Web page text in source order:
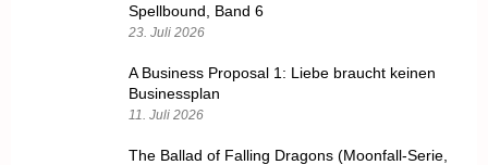
Spellbound, Band 6
23. Juli 2026
A Business Proposal 1: Liebe braucht keinen
Businessplan
11. Juli 2026
The Ballad of Falling Dragons (Moonfall-Serie,